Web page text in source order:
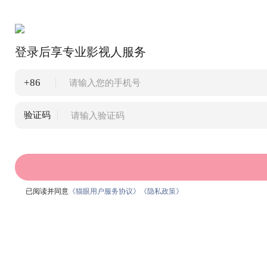
登录后享专业影视人服务
+86
验证码
已阅读并同意 《猫眼用户服务协议》 《隐私政策》